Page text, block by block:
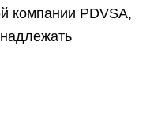
компании PDVSA,